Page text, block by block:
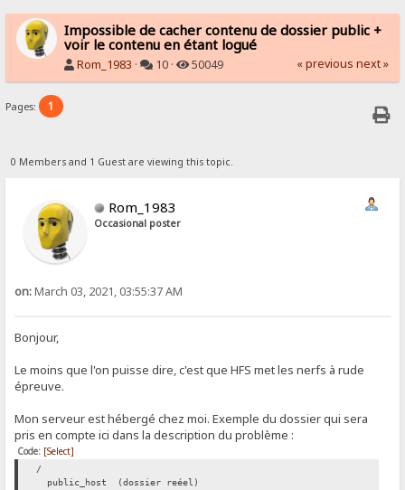
Impossible de cacher contenu de dossier public +
voir le contenu en étant logué
Rom_1983 · 10 · 50049 « previous next »
Pages: 1
0 Members and 1 Guest are viewing this topic.
Rom_1983
Occasional poster
on:March 03, 2021, 03:55:37 AM
Bonjour,
Le moins que l'on puisse dire, c'est que HFS met les nerfs à rude
épreuve.
Mon serveur est hébergé chez moi. Exemple du dossier qui sera
pris en compte ici dans la description du problème :
Code: [Select]
/
public_host (dossier reéel)